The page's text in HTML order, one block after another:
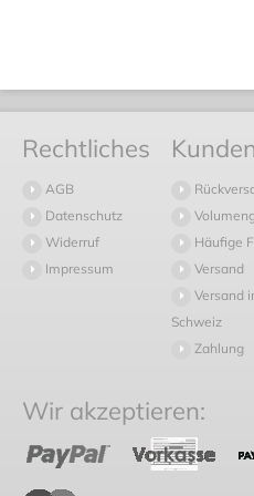
Rechtliches
AGB
Datenschutz
Widerruf
Impressum
Häufige
Versand
Versand
Schweiz
Zahlung
Wir akzeptieren: